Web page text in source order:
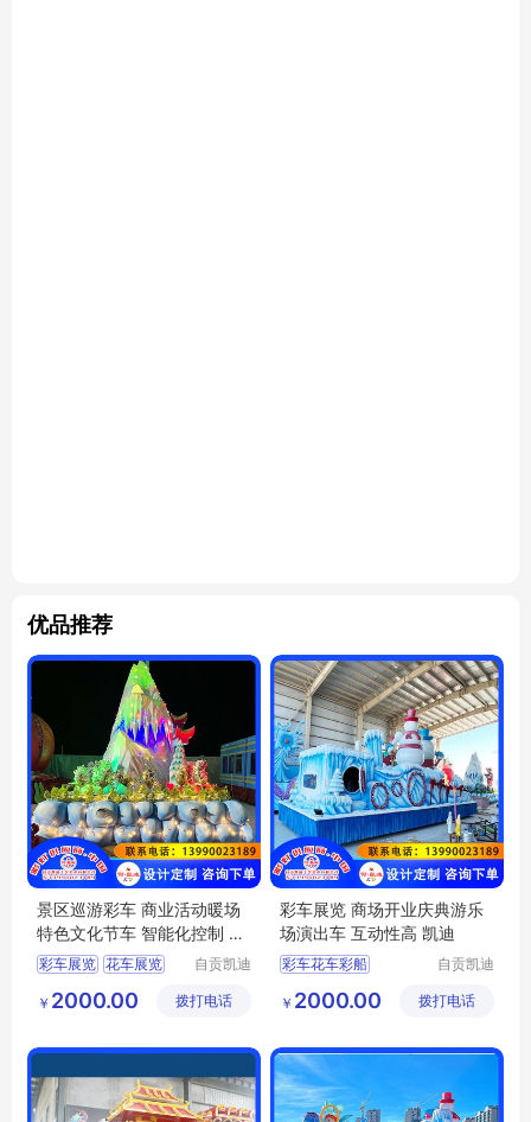
优品推荐
景区巡游彩车 商业活动暖场
特色文化节车 智能化控制 凯
迪
彩车展览 花车展览
彩车花车彩船
自贡凯迪
有限公司
￥ 2000.00 拨打电话
彩车展览 商场开业庆典游乐
场演出车 互动性高 凯迪
彩车花车彩船
彩车花车 花车巡游
自贡凯迪
有限公司
￥ 2000.00 拨打电话